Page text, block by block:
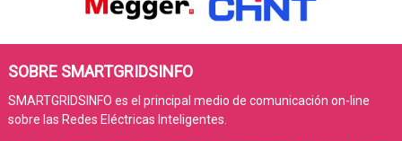
SOBRE SMARTGRIDSINFO
SMARTGRIDSINFO es el principal medio de comunicación on-line
sobre las Redes Eléctricas Inteligentes.